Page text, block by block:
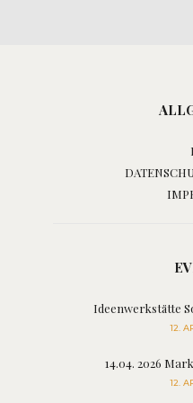
Ideenwerkstätte
12.
14.04. 2026
12.